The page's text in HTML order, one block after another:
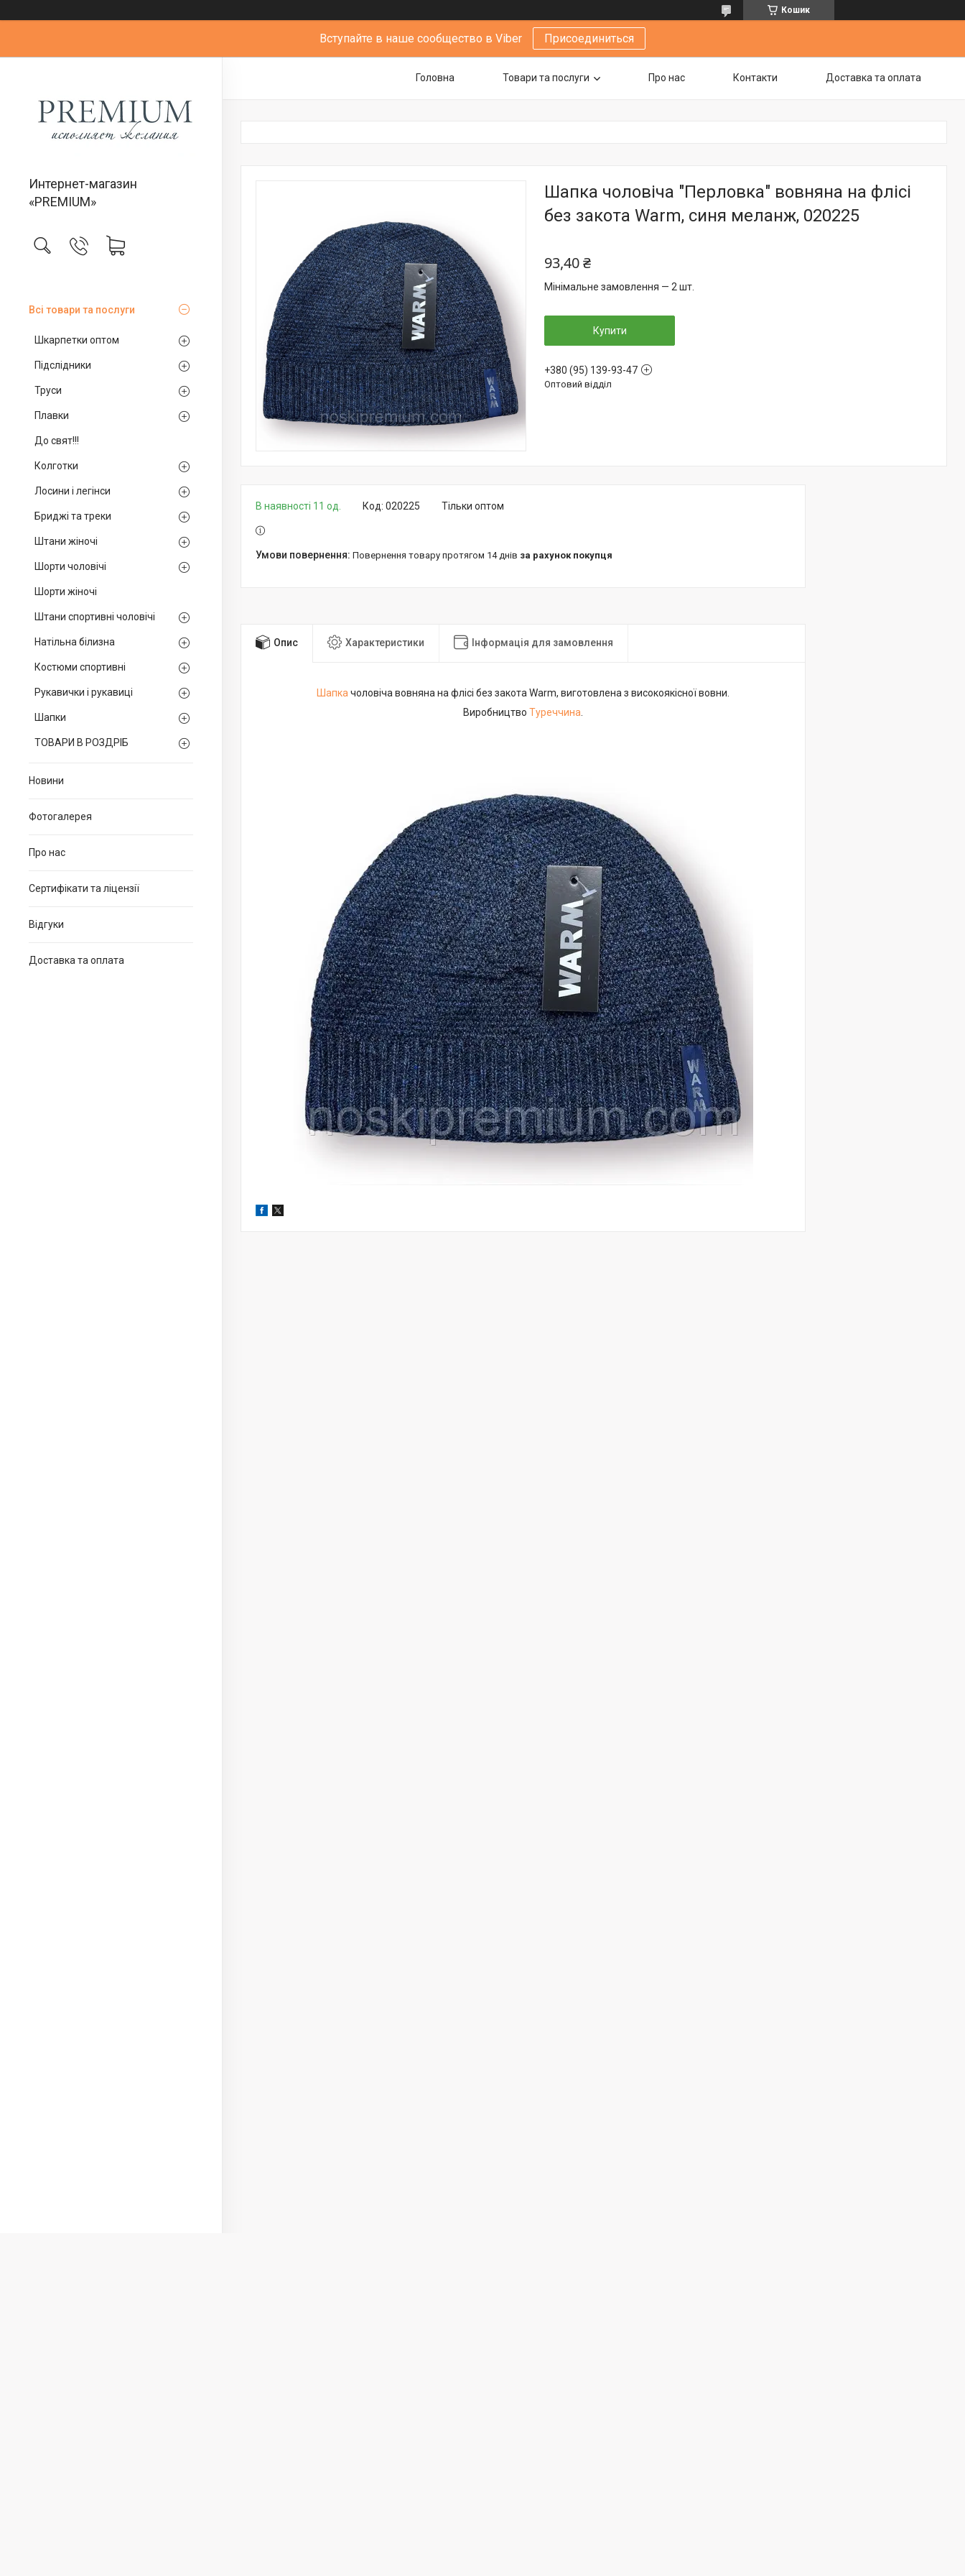
Кошик
Вступайте в наше сообщество в Viber Присоединиться
Интернет-магазин
«PREMIUM»
Всі товари та послуги
Шкарпетки оптом
Підслідники
Труси
Плавки
До свят!!!
Колготки
Лосини і легінси
Бриджі та треки
Штани жіночі
Шорти чоловічі
Шорти жіночі
Штани спортивні чоловічі
Натільна білизна
Костюми спортивні
Рукавички і рукавиці
Шапки
ТОВАРИ В РОЗДРІБ
Новини
Фотогалерея
Про нас
Сертифікати та ліцензії
Відгуки
Доставка та оплата
Головна Товари та послуги Про нас Контакти Доставка та оплата
Шапка чоловіча "Перловка" вовняна на флісі
без закота Warm, синя меланж, 020225
93,40 ₴
Мінімальне замовлення — 2 шт.
Купити
+380 (95) 139-93-47
Оптовий відділ
В наявності 11 од. Тільки оптом
Код: 020225
повернення товару протягом 14 днів за рахунок покупця
Опис Характеристики Інформація для замовлення
Шапка чоловіча вовняна на флісі без закота Warm, виготовлена з високоякісної вовни.
ВиробництвоТуреччина